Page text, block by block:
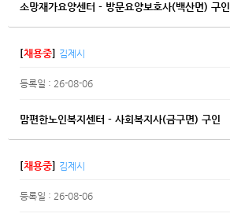
소망재가요양센터 - 방문요양보호사(백산면) 구인
[채용중] 김제시
등록일 : 26-08-06
맘편한노인복지센터 - 사회복지사(금구면) 구인
[채용중] 김제시
등록일 : 26-08-06